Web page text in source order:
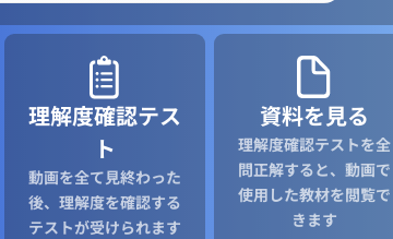
理解度確認テス
ト
動画を全て見終わった
後、理解度を確認する
テストが受けられます
資料を見る
理解度確認テストを全
問正解すると、動画で
使用した教材を閲覧で
きます